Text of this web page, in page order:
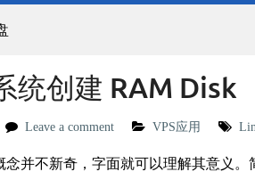
统创建 RAM Disk
Leave a comment VPS应用
念并不新奇，字面就可以理解其意义。